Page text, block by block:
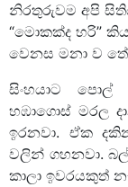
නිරතුරුවම අපි
“මොකක්ද හරි”
වෙනස මනා ව
සිංහයාට පොල්
හඹාගොස් මරල
ඉරනවා. ඒක
වලින් ගහනවා.
කාලා ඉවරයකුත්